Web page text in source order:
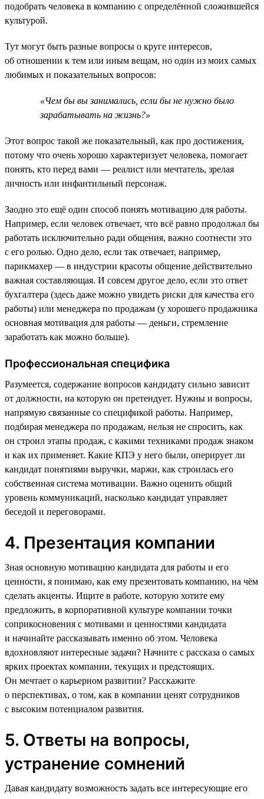
подобрать человека в компанию с определённой сложившейся
культурой.
Тут могут быть разные вопросы о круге интересов,
об отношении к тем или иным вещам, но один из моих самых
любимых и показательных вопросов:
«Чем бы вы занимались, если бы не нужно было
зарабатывать на жизнь?»
Этот вопрос такой же показательный, как про достижения,
потому что очень хорошо характеризует человека, помогает
понять, кто перед вами — реалист или мечтатель, зрелая
личность или инфантильный персонаж.
Заодно это ещё один способ понять мотивацию для работы.
Например, если человек отвечает, что всё равно продолжал бы
работать исключительно ради общения, важно соотнести это
с его ролью. Одно дело, если так отвечает, например,
парикмахер — в индустрии красоты общение действительно
важная составляющая. И совсем другое дело, если это ответ
бухгалтера (здесь даже можно увидеть риски для качества его
работы) или менеджера по продажам (у хорошего продажника
основная мотивация для работы — деньги, стремление
заработать как можно больше).
Профессиональная специфика
Разумеется, содержание вопросов кандидату сильно зависит
от должности, на которую он претендует. Нужны и вопросы,
напрямую связанные со спецификой работы. Например,
подбирая менеджера по продажам, нельзя не спросить, как
он строил этапы продаж, с какими техниками продаж знаком
и как их применяет. Какие КПЭ у него были, оперирует ли
кандидат понятиями выручки, маржи, как строилась его
собственная система мотивации. Важно оценить общий
уровень коммуникаций, насколько кандидат управляет
беседой и переговорами.
4. Презентация компании
Зная основную мотивацию кандидата для работы и его
ценности, я понимаю, как ему презентовать компанию, на чём
сделать акценты. Ищите в работе, которую хотите ему
предложить, в корпоративной культуре компании точки
соприкосновения с мотивами и ценностями кандидата
и начинайте рассказывать именно об этом. Человека
вдохновляют интересные задачи? Начните с рассказа о самых
ярких проектах компании, текущих и предстоящих.
Он мечтает о карьерном развитии? Расскажите
о перспективах, о том, как в компании ценят сотрудников
с высоким потенциалом развития.
5. Ответы на вопросы,
устранение сомнений
Давая кандидату возможность задать все интересующие его